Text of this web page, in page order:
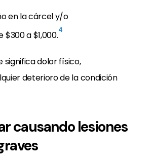
en la cárcel y/o
a $1,000.4
significa dolor físico,
deterioro de la condición
causando lesiones